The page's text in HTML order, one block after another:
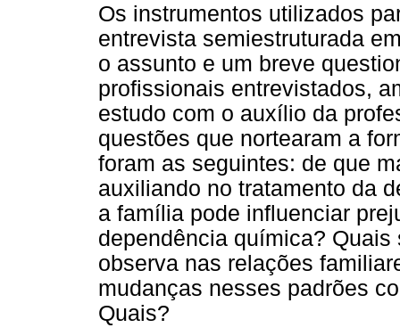
Os instrumentos utilizados
entrevista semiestruturada
o assunto e um breve
profissionais entrevistados,
estudo com o auxílio da
questões que nortearam a
foram as seguintes: de que
auxiliando no tratamento da
a família pode influenciar
dependência química?
observa nas relações
mudanças nesses padrões
Quais?